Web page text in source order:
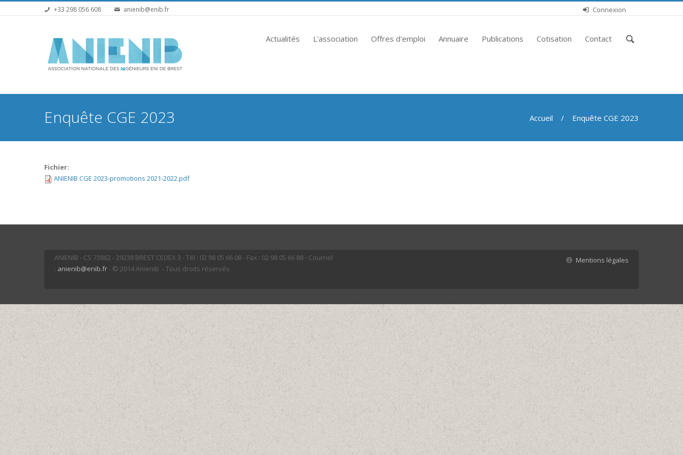
Aller au contenu principal+33 298 056 608 anienib@enib.fr Connexion
Actualités L'association Offres d'emploi Annuaire Publications Cotisation Contact
Saisissez
vos
Enquête CGE 2023 Accueil / Enquête CGE 2023
Fichier:
ANIENIB CGE 2023-promotions 2021-2022.pdf
ANIENIB - CS 73862 - 29238 BREST CEDEX 3 - Tél : 02 98 05 66 08 - Fax : 02 98 05 66 88 - Courriel
: anienib@enib.fr - © 2014 Anienib - Tous droits réservés.
Mentions légales